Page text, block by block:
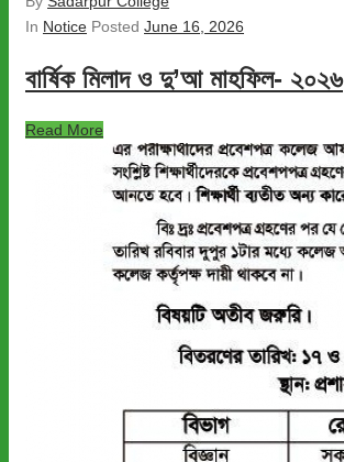
In Notice Posted June 16, 2026
বার্ষিক মিলাদ ও দু’আ মাহফিল- ২০২৬
Read More